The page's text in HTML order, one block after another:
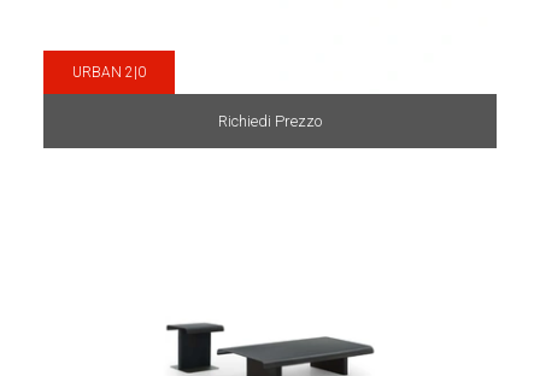
URBAN 2|0
Richiedi Prezzo